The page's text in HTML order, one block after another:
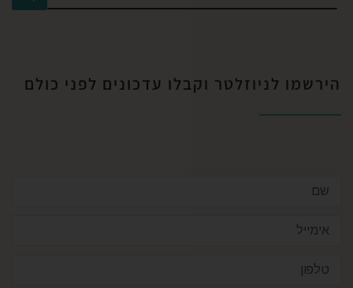
הירשמו לניוזלטר וקבלו עדכונים לפני כולם​